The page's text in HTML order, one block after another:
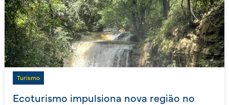
Turismo
Ecoturismo impulsiona nova região no